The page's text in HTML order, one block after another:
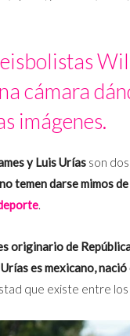
cámara
imágenes.
y Luis Urías son dos
no temen darse mimos
.
originario de
Urías es mexicano,
que existe entre